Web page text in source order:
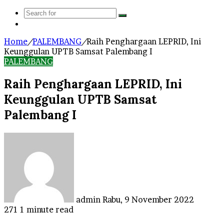
Search
Home/PALEMBANG/Raih Penghargaan LEPRID, Ini
Keunggulan UPTB Samsat Palembang I
PALEMBANG
Raih Penghargaan LEPRID, Ini
Keunggulan UPTB Samsat
Palembang I
admin Rabu, 9 November 2022
271 1 minute read